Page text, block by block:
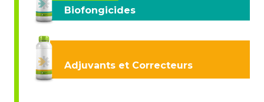
Biofongicides
Adjuvants et Correcteurs